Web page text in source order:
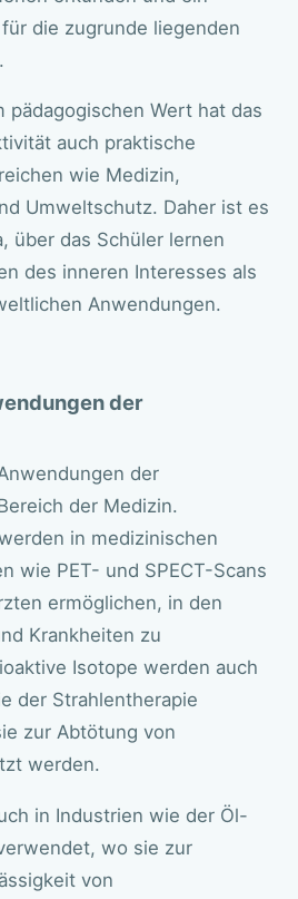
die zugrunde liegenden
pädagogischen Wert hat das
auch praktische
wie Medizin,
Umweltschutz. Daher ist es
über das Schüler lernen
des inneren Interesses als
Anwendungen.
der
der
der Medizin.
in medizinischen
wie PET- und SPECT-Scans
ermöglichen, in den
Krankheiten zu
Isotope werden auch
der Strahlentherapie
zur Abtötung von
werden.
in Industrien wie der Öl-
wo sie zur
von